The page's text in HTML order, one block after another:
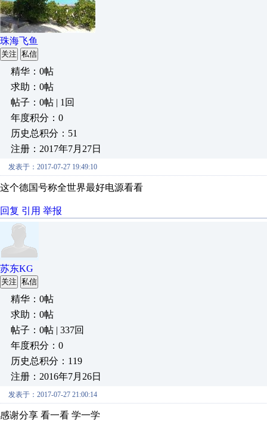
珠海飞鱼
关注 私信
精华：0帖
求助：0帖
帖子：0帖 | 1回
年度积分：0
历史总积分：51
注册：2017年7月27日
发表于：2017-07-27 19:49:10
这个德国号称全世界最好电源看看
回复 引用 举报
苏东KG
关注 私信
精华：0帖
求助：0帖
帖子：0帖 | 337回
年度积分：0
历史总积分：119
注册：2016年7月26日
发表于：2017-07-27 21:00:14
感谢分享 看一看 学一学